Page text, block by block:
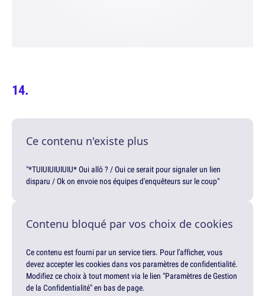
Ce contenu n'existe plus
"*TUIUIUIUIUIU* Oui allô ? / Oui ce serait pour signaler un lien
disparu / Ok on envoie nos équipes d'enquêteurs sur le coup"
Contenu bloqué par vos choix de cookies
Ce contenu est fourni par un service tiers. Pour l'afficher, vous
devez accepter les cookies dans vos paramètres de confidentialité.
Modifiez ce choix à tout moment via le lien "Paramètres de Gestion
de la Confidentialité" en bas de page.